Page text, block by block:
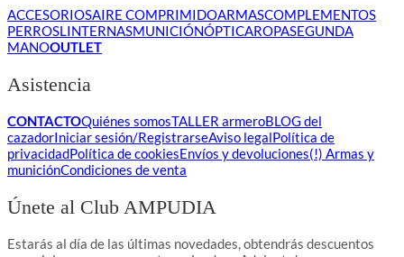
ACCESORIOSAIRE COMPRIMIDOARMASCOMPLEMENTOS
PERROSLINTERNASMUNICIÓNÓPTICAROPASEGUNDA
MANOOUTLET
Asistencia
CONTACTOQuiénes somosTALLER armeroBLOG del
cazadorIniciar sesión/RegistrarseAviso legalPolítica de
privacidadPolítica de cookiesEnvíos y devoluciones(!) Armas y
municiónCondiciones de venta
Únete al Club AMPUDIA
Estarás al día de las últimas novedades, obtendrás descuentos